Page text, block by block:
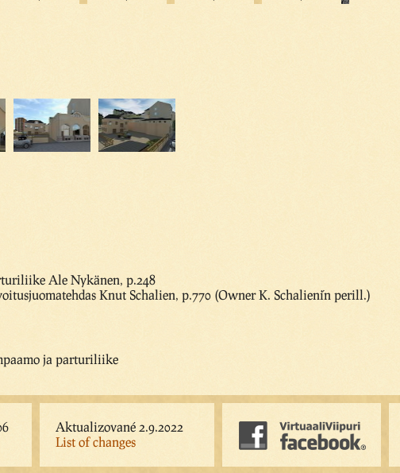
Ale Nykänen, p.248
Knut Schalien, p.770 (Owner K. Schalien´in perill.)
ja parturiliike
Aktualizované 2.9.2022
List of changes